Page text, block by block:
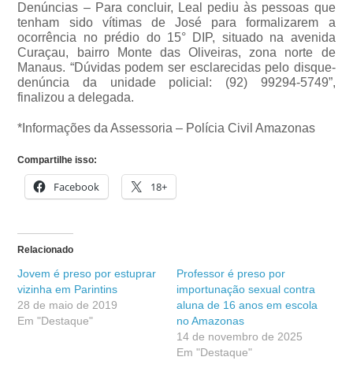
Denúncias – Para concluir, Leal pediu às pessoas que
tenham sido vítimas de José para formalizarem a
ocorrência no prédio do 15° DIP, situado na avenida
Curaçau, bairro Monte das Oliveiras, zona norte de
Manaus. “Dúvidas podem ser esclarecidas pelo disque-
denúncia da unidade policial: (92) 99294-5749”,
finalizou a delegada.
*Informações da Assessoria – Polícia Civil Amazonas
Compartilhe isso:
Facebook 18+
Relacionado
Jovem é preso por estuprar
vizinha em Parintins
28 de maio de 2019
Em "Destaque"
Professor é preso por
importunação sexual contra
aluna de 16 anos em escola
no Amazonas
14 de novembro de 2025
Em "Destaque"